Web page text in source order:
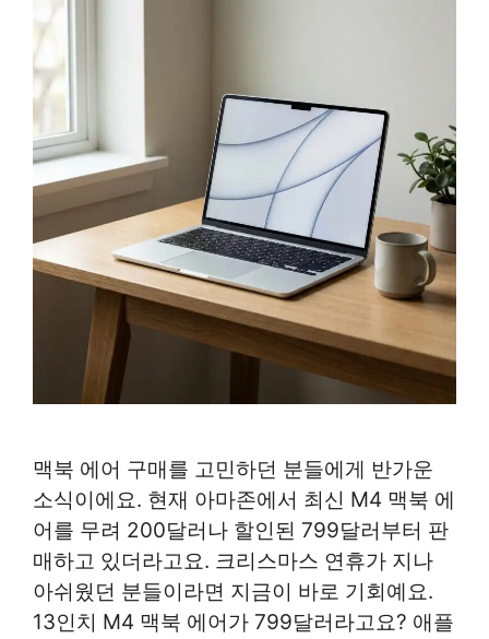
맥북 에어 구매를 고민하던 분들에게 반가운
소식이에요. 현재 아마존에서 최신 M4 맥북 에
어를 무려 200달러나 할인된 799달러부터 판
매하고 있더라고요. 크리스마스 연휴가 지나
아쉬웠던 분들이라면 지금이 바로 기회예요.
13인치 M4 맥북 에어가 799달러라고요? 애플